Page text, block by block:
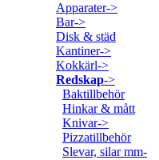
Apparater->
Bar->
Disk & städ
Kantiner->
Kokkärl->
Redskap->
Baktillbehör
Hinkar & mått
Knivar->
Pizzatillbehör
Slevar, silar mm-